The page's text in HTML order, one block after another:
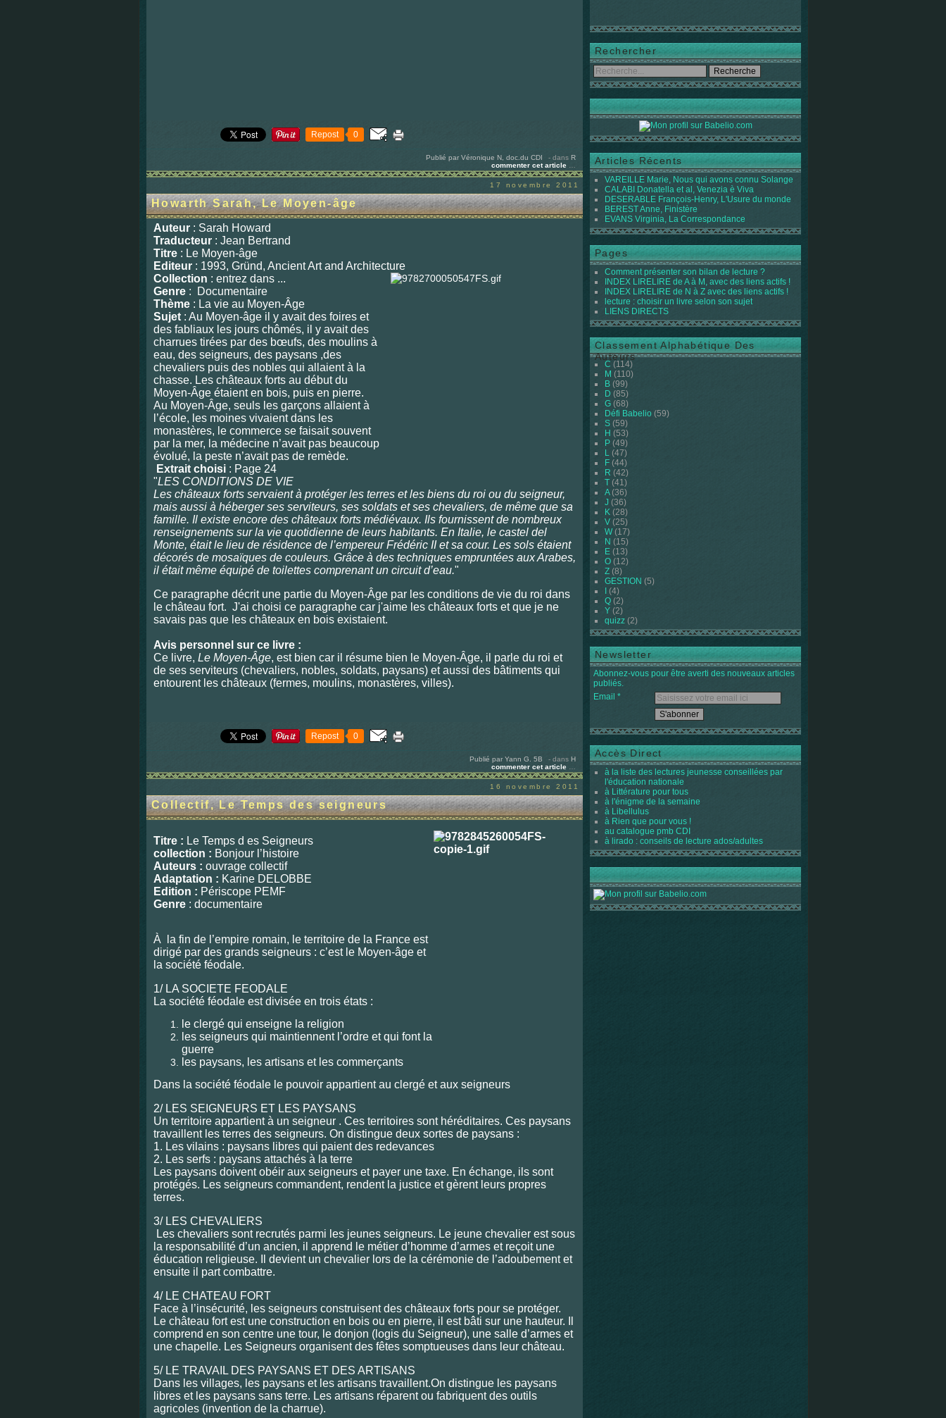
Repost 0
Publié par Véronique N, doc.du CDI - dans R
commenter cet article
17 novembre 2011
Howarth Sarah, Le Moyen-âge
Auteur : Sarah Howard
Traducteur : Jean Bertrand
Titre : Le Moyen-âge
Editeur : 1993, Gründ, Ancient Art and Architecture
Collection : entrez dans ...
Genre : Documentaire
Thème : La vie au Moyen-Âge
Sujet : Au Moyen-âge il y avait des foires et
des fabliaux les jours chômés, il y avait des
charrues tirées par des bœufs, des moulins à
eau, des seigneurs, des paysans ,des
chevaliers puis des nobles qui allaient à la
chasse. Les châteaux forts au début du
Moyen-Âge étaient en bois, puis en pierre.
Au Moyen-Âge, seuls les garçons allaient à
l’école, les moines vivaient dans les
monastères, le commerce se faisait souvent
par la mer, la médecine n’avait pas beaucoup
évolué, la peste n’avait pas de remède.
Extrait choisi : Page 24
"LES CONDITIONS DE VIE
Les châteaux forts servaient à protéger les terres et les biens du roi ou du seigneur,
mais aussi à héberger ses serviteurs, ses soldats et ses chevaliers, de même que sa
famille. Il existe encore des châteaux forts médiévaux. Ils fournissent de nombreux
renseignements sur la vie quotidienne de leurs habitants. En Italie, le castel del
Monte, était le lieu de résidence de l’empereur Frédéric II et sa cour. Les sols étaient
décorés de mosaïques de couleurs. Grâce à des techniques empruntées aux Arabes,
il était même équipé de toilettes comprenant un circuit d’eau."
Ce paragraphe décrit une partie du Moyen-Âge par les conditions de vie du roi dans
le château fort. J'ai choisi ce paragraphe car j'aime les châteaux forts et que je ne
savais pas que les châteaux en bois existaient.
Avis personnel sur ce livre :
Ce livre, Le Moyen-Âge, est bien car il résume bien le Moyen-Âge, il parle du roi et
de ses serviteurs (chevaliers, nobles, soldats, paysans) et aussi des bâtiments qui
entourent les châteaux (fermes, moulins, monastères, villes).
Repost 0
Publié par Yann G. 5B - dans H
commenter cet article
16 novembre 2011
Collectif, Le Temps des seigneurs
Titre : Le Temps d es Seigneurs
collection : Bonjour l’histoire
Auteurs : ouvrage collectif
Adaptation : Karine DELOBBE
Edition : Périscope PEMF
Genre : documentaire
À
la fin de l’empire romain, le territoire de la France est
dirigé par des grands seigneurs : c’est le Moyen-âge et
la société féodale.
1/ LA SOCIETE FEODALE
La société féodale est divisée en trois états :
le clergé qui enseigne la religion
les seigneurs qui maintiennent l’ordre et qui font la
guerre
les paysans, les artisans et les commerçants
Dans la société féodale le pouvoir appartient au clergé et aux seigneurs
2/ LES SEIGNEURS ET LES PAYSANS
Un territoire appartient à un seigneur . Ces territoires sont héréditaires. Ces paysans
travaillent les terres des seigneurs. On distingue deux sortes de paysans :
1. Les vilains : paysans libres qui paient des redevances
2. Les serfs : paysans attachés à la terre
Les paysans doivent obéir aux seigneurs et payer une taxe. En échange, ils sont
protégés. Les seigneurs commandent, rendent la justice et gèrent leurs propres
terres.
3/ LES CHEVALIERS
Les chevaliers sont recrutés parmi les jeunes seigneurs. Le jeune chevalier est sous
la responsabilité d’un ancien, il apprend le métier d’homme d’armes et reçoit une
éducation religieuse. Il devient un chevalier lors de la cérémonie de l’adoubement et
ensuite il part combattre.
4/ LE CHATEAU FORT
Face à l’insécurité, les seigneurs construisent des châteaux forts pour se protéger.
Le château fort est une construction en bois ou en pierre, il est bâti sur une hauteur. Il
comprend en son centre une tour, le donjon (logis du Seigneur), une salle d’armes et
une chapelle. Les Seigneurs organisent des fêtes somptueuses dans leur château.
5/ LE TRAVAIL DES PAYSANS ET DES ARTISANS
Dans les villages, les paysans et les artisans travaillent.On distingue les paysans
libres et les paysans sans terre. Les artisans réparent ou fabriquent des outils
agricoles (invention de la charrue).
Rechercher
Articles Récents
VAREILLE Marie, Nous qui avons connu Solange
CALABI Donatella et al, Venezia è Viva
DESERABLE François-Henry, L'Usure du monde
BEREST Anne, Finistère
EVANS Virginia, La Correspondance
Pages
Comment présenter son bilan de lecture ?
INDEX LIRELIRE de A à M, avec des liens actifs !
INDEX LIRELIRE de N à Z avec des liens actifs !
lecture : choisir un livre selon son sujet
LIENS DIRECTS
Classement Alphabétique Des
Auteurs
C (114)
M (110)
B (99)
D (85)
G (68)
Défi Babelio (59)
S (59)
H (53)
P (49)
L (47)
F (44)
R (42)
T (41)
A(36)
J (36)
K (28)
V (25)
W(17)
N (15)
E (13)
O (12)
Z (8)
GESTION (5)
(4)
Q (2)
Y (2)
quizz (2)
Newsletter
Abonnez-vous pour être averti des nouveaux articles
publiés.
Email
Accès Direct
à la liste des lectures jeunesse conseillées par
l'éducation nationale
à Littérature pour tous
à l'énigme de la semaine
à Libellulus
à Rien que pour vous !
au catalogue pmb CDI
à lirado : conseils de lecture ados/adultes